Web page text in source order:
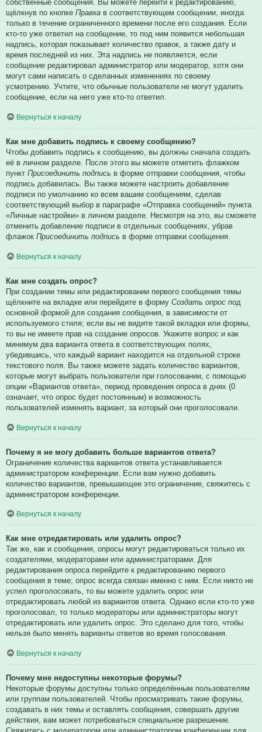
собственные сообщения. Вы можете перейти к редактированию,
щёлкнув по кнопке Правка в соответствующем сообщении, иногда
только в течение ограниченного времени после его создания. Если
кто-то уже ответил на сообщение, то под ним появится небольшая
надпись, которая показывает количество правок, а также дату и
время последней из них. Эта надпись не появляется, если
сообщение редактировал администратор или модератор, хотя они
могут сами написать о сделанных изменениях по своему
усмотрению. Учтите, что обычные пользователи не могут удалить
сообщение, если на него уже кто-то ответил.
Вернуться к началу
Как мне добавить подпись к своему сообщению?
Чтобы добавить подпись к сообщению, вы должны сначала создать
её в личном разделе. После этого вы можете отметить флажком
пункт Присоединить подпись в форме отправки сообщения, чтобы
подпись добавилась. Вы также можете настроить добавление
подписи по умолчанию ко всем вашим сообщениям, сделав
соответствующий выбор в параграфе «Отправка сообщений» пункта
«Личные настройки» в личном разделе. Несмотря на это, вы сможете
отменить добавление подписи в отдельных сообщениях, убрав
флажок Присоединить подпись в форме отправки сообщения.
Вернуться к началу
Как мне создать опрос?
При создании темы или редактировании первого сообщения темы
щёлкните на вкладке или перейдите в форму Создать опрос под
основной формой для создания сообщения, в зависимости от
используемого стиля; если вы не видите такой вкладки или формы,
то вы не имеете прав на создание опросов. Укажите вопрос и как
минимум два варианта ответа в соответствующих полях,
убедившись, что каждый вариант находится на отдельной строке
текстового поля. Вы также можете задать количество вариантов,
которые могут выбрать пользователи при голосовании, с помощью
опции «Вариантов ответа», период проведения опроса в днях (0
означает, что опрос будет постоянным) и возможность
пользователей изменять вариант, за который они проголосовали.
Вернуться к началу
Почему я не могу добавить больше вариантов ответа?
Ограничение количества вариантов ответа устанавливается
администратором конференции. Если вам нужно добавить
количество вариантов, превышающее это ограничение, свяжитесь с
администратором конференции.
Вернуться к началу
Как мне отредактировать или удалить опрос?
Так же, как и сообщения, опросы могут редактироваться только их
создателями, модераторами или администраторами. Для
редактирования опроса перейдите к редактированию первого
сообщения в теме; опрос всегда связан именно с ним. Если никто не
успел проголосовать, то вы можете удалить опрос или
отредактировать любой из вариантов ответа. Однако если кто-то уже
проголосовал, то только модераторы или администраторы могут
отредактировать или удалить опрос. Это сделано для того, чтобы
нельзя было менять варианты ответов во время голосования.
Вернуться к началу
Почему мне недоступны некоторые форумы?
Некоторые форумы доступны только определённым пользователям
или группам пользователей. Чтобы просматривать такие форумы,
создавать в них темы и оставлять сообщения, совершать другие
действия, вам может потребоваться специальное разрешение.